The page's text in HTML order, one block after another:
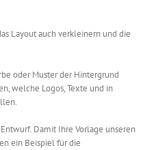
Layout auch verkleinern und die
oder Muster der Hintergrund
welche Logos, Texte und in
Damit Ihre Vorlage unseren
ein Beispiel für die